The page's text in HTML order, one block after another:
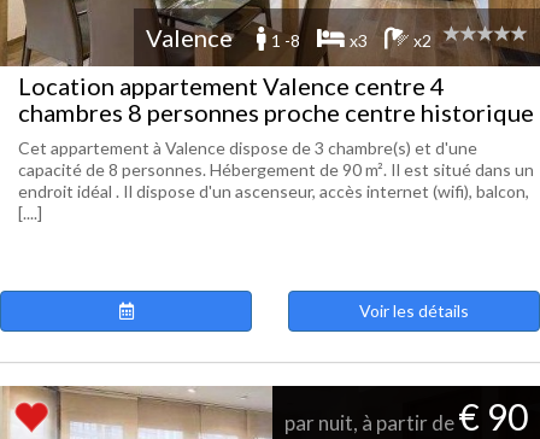
Valence 1 -8 x3 x2
Location appartement Valence centre 4
chambres 8 personnes proche centre historique
Cet appartement à Valence dispose de 3 chambre(s) et d'une
capacité de 8 personnes. Hébergement de 90 m². Il est situé dans un
endroit idéal . Il dispose d'un ascenseur, accès internet (wifi), balcon,
[....]
Voir les détails
par nuit, à partir de€ 90